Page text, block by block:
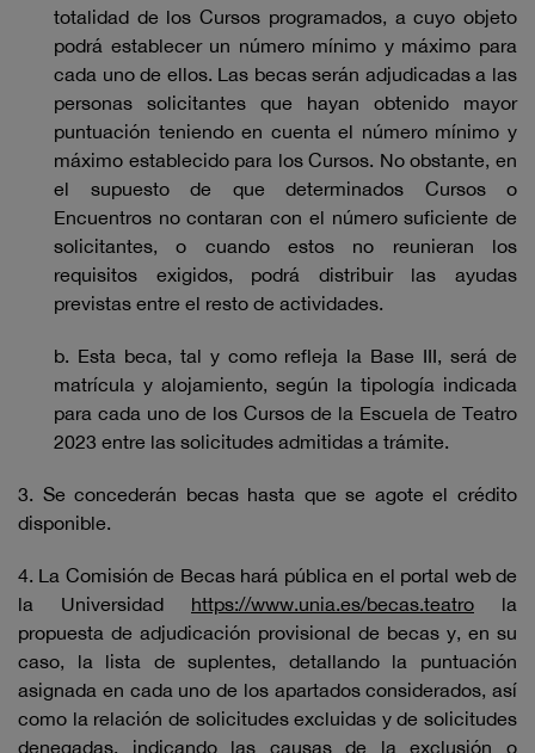
totalidad de los Cursos programados, a cuyo objeto
podrá establecer un número mínimo y máximo para
cada uno de ellos. Las becas serán adjudicadas a las
personas solicitantes que hayan obtenido mayor
puntuación teniendo en cuenta el número mínimo y
máximo establecido para los Cursos. No obstante, en
el supuesto de que determinados Cursos o
Encuentros no contaran con el número suficiente de
solicitantes, o cuando estos no reunieran los
requisitos exigidos, podrá distribuir las ayudas
previstas entre el resto de actividades.
b. Esta beca, tal y como refleja la Base III, será de
matrícula y alojamiento, según la tipología indicada
para cada uno de los Cursos de la Escuela de Teatro
2023 entre las solicitudes admitidas a trámite.
3. Se concederán becas hasta que se agote el crédito
disponible.
4. La Comisión de Becas hará pública en el portal web de
la Universidad https://www.unia.es/becas.teatro la
propuesta de adjudicación provisional de becas y, en su
caso, la lista de suplentes, detallando la puntuación
asignada en cada uno de los apartados considerados, así
como la relación de solicitudes excluidas y de solicitudes
denegadas, indicando las causas de la exclusión o